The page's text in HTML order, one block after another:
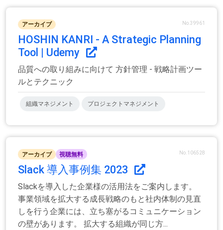
アーカイブ No.39961
HOSHIN KANRI - A Strategic Planning
Tool | Udemy
品質への取り組みに向けて 方針管理 - 戦略計画ツー
ルとテクニック
組織マネジメント プロジェクトマネジメント
アーカイブ 視聴無料 No.106528
Slack 導入事例集 2023
Slackを導入した企業様の活用法をご案内します。
事業領域を拡大する成長戦略のもと社内体制の見直
しを行う企業には、立ち塞がるコミュニケーション
の壁があります。 拡大する組織が同じ方...